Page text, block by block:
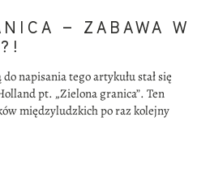
– ZABAWA W
napisania tego artykułu stał się
pt. „Zielona granica”. Ten
międzyludzkich po raz kolejny